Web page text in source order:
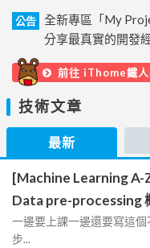
公告
全新專區「My
分享最真實的開發
前往 iThome鐵人
技術文章
最新
[Machine Learning A-
Data pre-processing
一邊要上課一邊還要寫這
步...